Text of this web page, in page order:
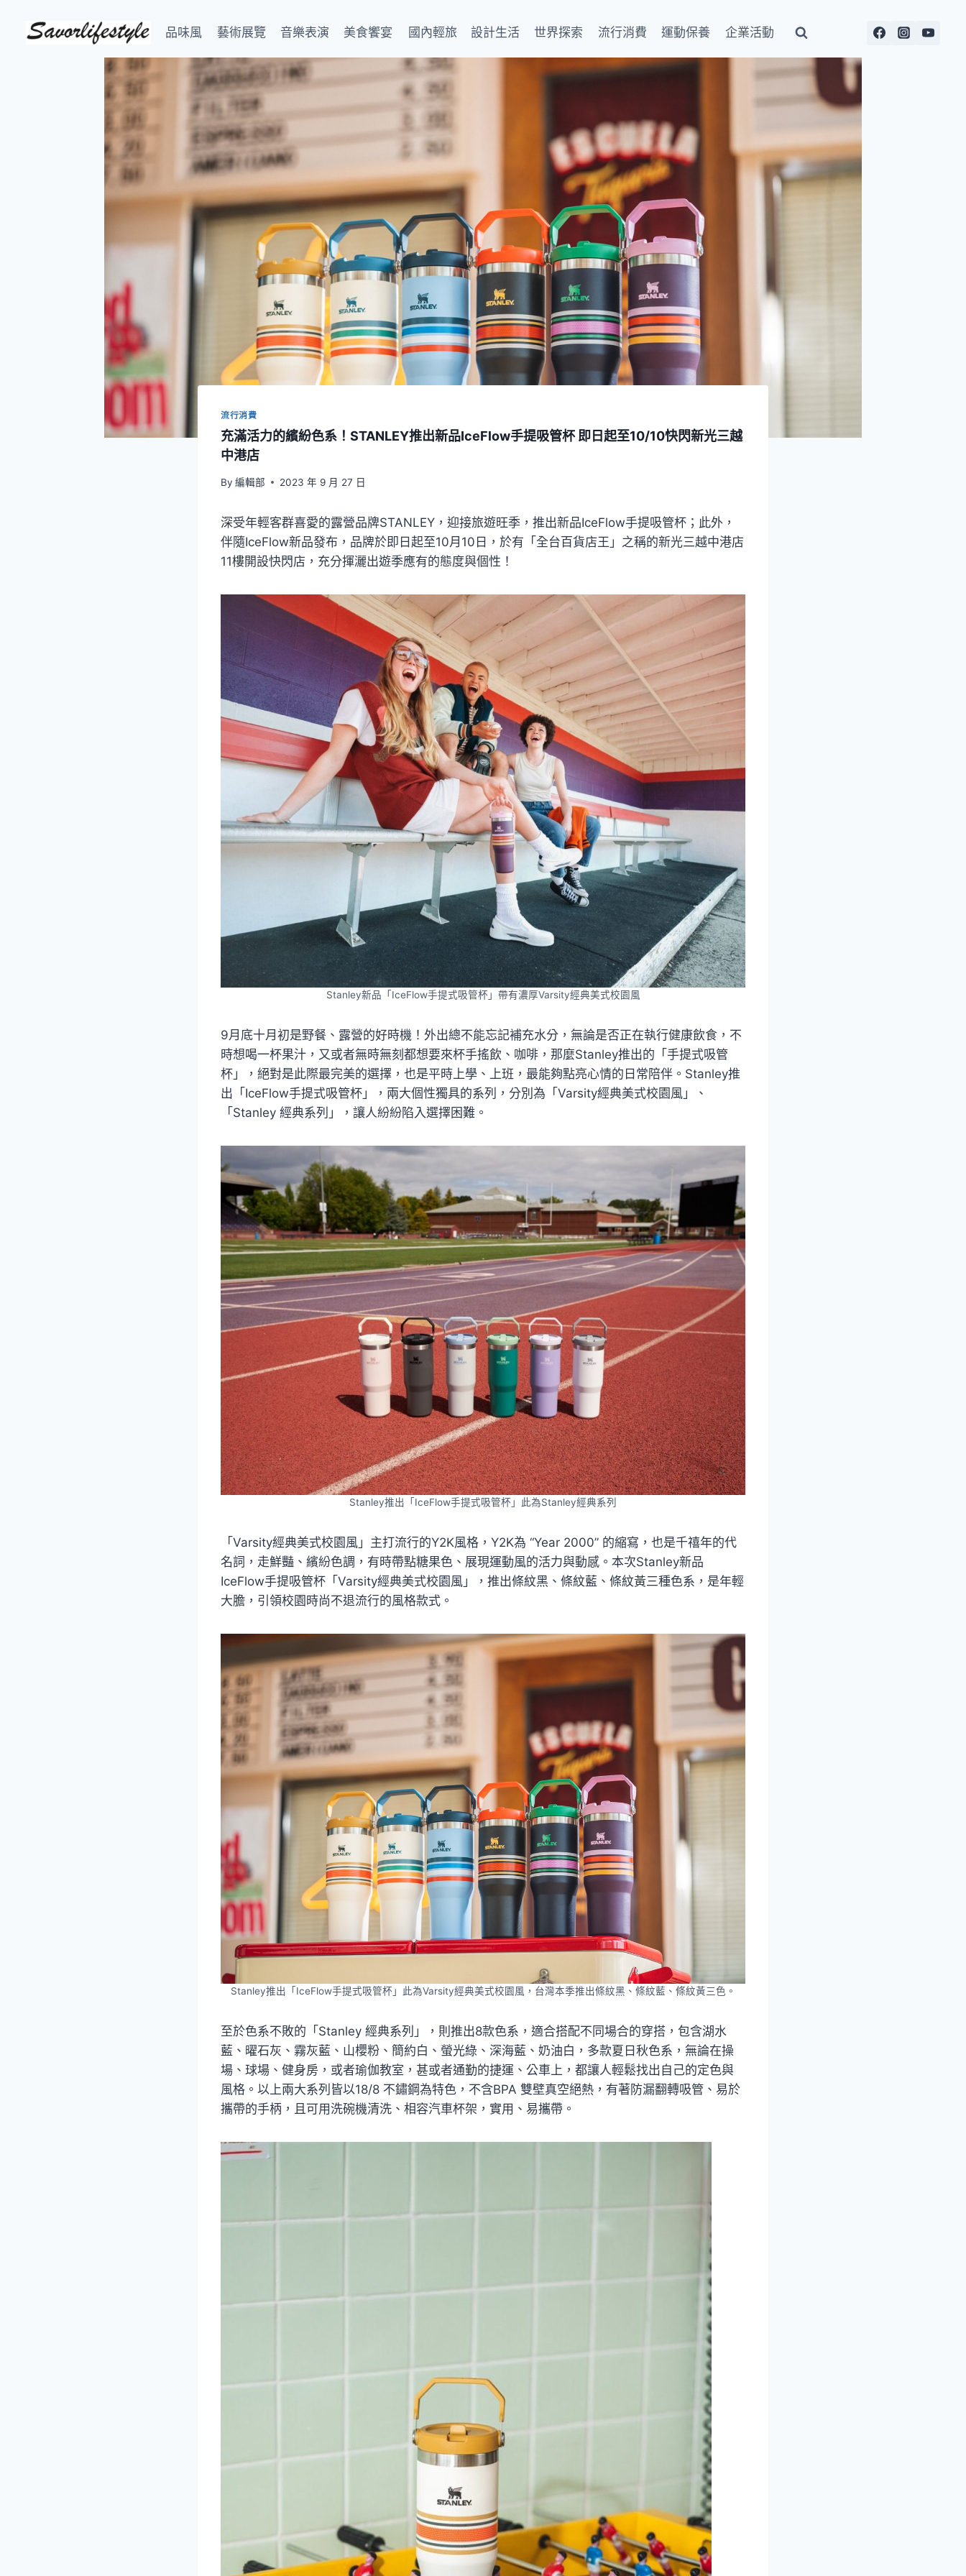
品味風 藝術展覽 音樂表演 美食饗宴 國內輕旅 設計生活 世界探索 流行消費 運動保養 企業活動
流行消費
充滿活力的繽紛色系！STANLEY推出新品IceFlow手提吸管杯 即日起至10/10快閃新光三越
中港店
By 編輯部 2023 年 9 月 27 日
深受年輕客群喜愛的露營品牌STANLEY，迎接旅遊旺季，推出新品IceFlow手提吸管杯；此外，
伴隨IceFlow新品發布，品牌於即日起至10月10日，於有「全台百貨店王」之稱的新光三越中港店
11樓開設快閃店，充分揮灑出遊季應有的態度與個性！
Stanley新品「IceFlow手提式吸管杯」帶有濃厚Varsity經典美式校園風
9月底十月初是野餐、露營的好時機！外出總不能忘記補充水分，無論是否正在執行健康飲食，不
時想喝一杯果汁，又或者無時無刻都想要來杯手搖飲、咖啡，那麼Stanley推出的「手提式吸管
杯」，絕對是此際最完美的選擇，也是平時上學、上班，最能夠點亮心情的日常陪伴。Stanley推
出「IceFlow手提式吸管杯」，兩大個性獨具的系列，分別為「Varsity經典美式校園風」、
「Stanley 經典系列」，讓人紛紛陷入選擇困難。
Stanley推出「IceFlow手提式吸管杯」此為Stanley經典系列
「Varsity經典美式校園風」主打流行的Y2K風格，Y2K為 “Year 2000” 的縮寫，也是千禧年的代
名詞，走鮮豔、繽紛色調，有時帶點糖果色、展現運動風的活力與動感。本次Stanley新品
IceFlow手提吸管杯「Varsity經典美式校園風」，推出條紋黑、條紋藍、條紋黃三種色系，是年輕
大膽，引領校園時尚不退流行的風格款式。
Stanley推出「IceFlow手提式吸管杯」此為Varsity經典美式校園風，台灣本季推出條紋黑、條紋藍、條紋黃三色。
至於色系不敗的「Stanley 經典系列」，則推出8款色系，適合搭配不同場合的穿搭，包含湖水
藍、曜石灰、霧灰藍、山櫻粉、簡約白、螢光綠、深海藍、奶油白，多款夏日秋色系，無論在操
場、球場、健身房，或者瑜伽教室，甚或者通勤的捷運、公車上，都讓人輕鬆找出自己的定色與
風格。以上兩大系列皆以18/8 不鏽鋼為特色，不含BPA 雙壁真空絕熱，有著防漏翻轉吸管、易於
攜帶的手柄，且可用洗碗機清洗、相容汽車杯架，實用、易攜帶。